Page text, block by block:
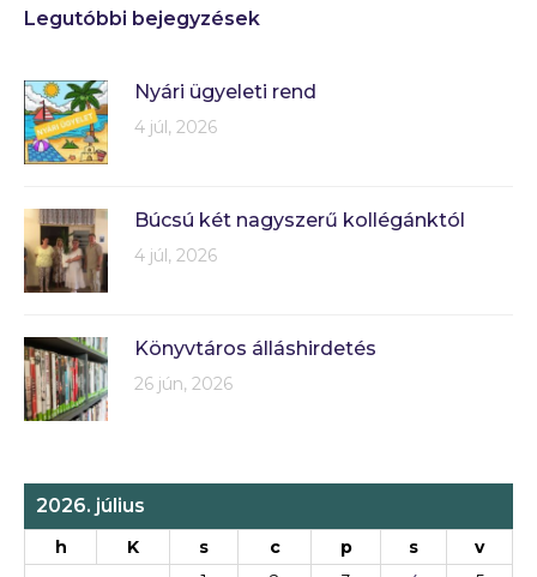
Legutóbbi bejegyzések
Nyári ügyeleti rend
4 júl, 2026
Búcsú két nagyszerű kollégánktól
4 júl, 2026
Könyvtáros álláshirdetés
26 jún, 2026
2026. július
h K s c p s
v